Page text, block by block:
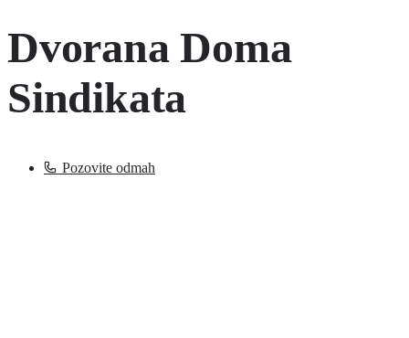
Dvorana Doma
Sindikata
Pozovite odmah